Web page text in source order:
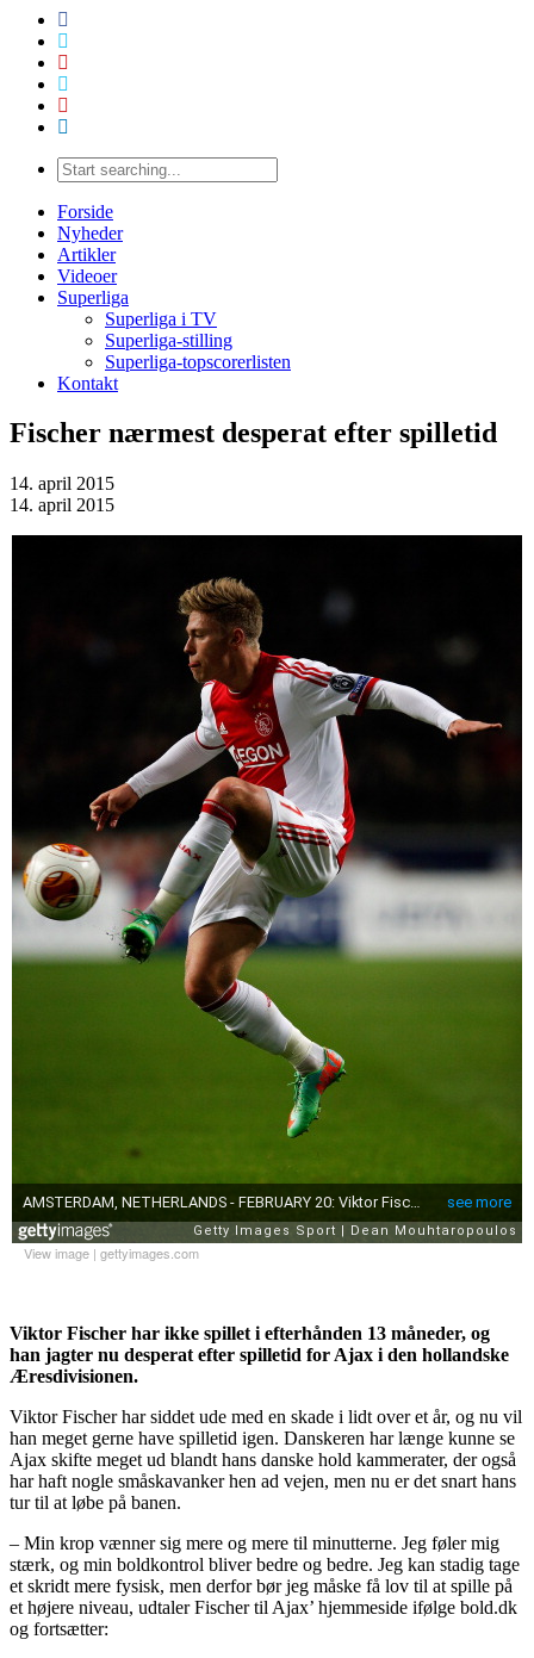
Forside
Nyheder
Artikler
Videoer
Superliga
Superliga i TV
Superliga-stilling
Superliga-topscorerlisten
Kontakt
Fischer nærmest desperat efter spilletid
14. april 2015
14. april 2015
View image | gettyimages.com
Viktor Fischer har ikke spillet i efterhånden 13 måneder, og
han jagter nu desperat efter spilletid for Ajax i den hollandske
Æresdivisionen.
Viktor Fischer har siddet ude med en skade i lidt over et år, og nu vil
han meget gerne have spilletid igen. Danskeren har længe kunne se
Ajax skifte meget ud blandt hans danske hold kammerater, der også
har haft nogle småskavanker hen ad vejen, men nu er det snart hans
tur til at løbe på banen.
– Min krop vænner sig mere og mere til minutterne. Jeg føler mig
stærk, og min boldkontrol bliver bedre og bedre. Jeg kan stadig tage
et skridt mere fysisk, men derfor bør jeg måske få lov til at spille på
et højere niveau, udtaler Fischer til Ajax’ hjemmeside ifølge bold.dk
og fortsætter: